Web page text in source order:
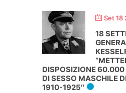
Set 18
18
DISPOSIZIONE 60.000
DI SESSO MASCHILE
1910-1925″